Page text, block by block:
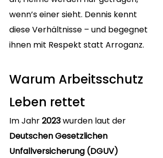
wenn’s einer sieht. Dennis kennt
diese Verhältnisse – und begegnet
ihnen mit Respekt statt Arroganz.
Warum Arbeitsschutz
Leben rettet
Im Jahr 2023 wurden laut der
Deutschen Gesetzlichen
Unfallversicherung (DGUV)